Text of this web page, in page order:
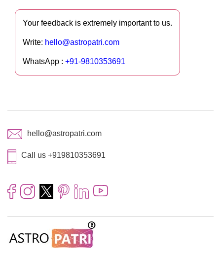
Your feedback is extremely important to us.
Write: hello@astropatri.com
WhatsApp : +91-9810353691
hello@astropatri.com
Call us +919810353691